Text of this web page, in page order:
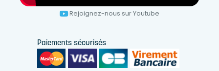
Rejoignez-nous sur Youtube
Paiements sécurisés